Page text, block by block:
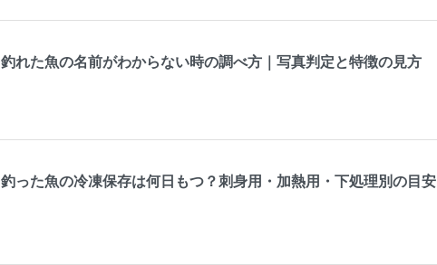
釣れた魚の名前がわからない時の調べ方｜写真判定と特徴の見方
釣った魚の冷凍保存は何日もつ？刺身用・加熱用・下処理別の目安